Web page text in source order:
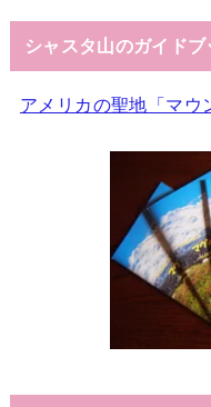
シャスタ山のガイドブ
アメリカの聖地「マウ